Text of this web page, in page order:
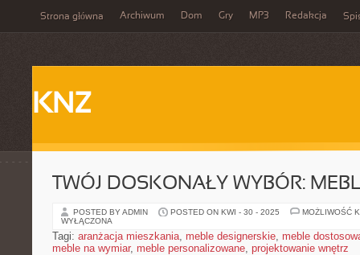
Strona główna Archiwum Dom Gry MP3 Redakcja
KNZ
TWÓJ DOSKONAŁY WYBÓR:
POSTED BY ADMIN POSTED ON KWI - 30 - 2025
MOŻLIWOŚĆ
WYŁĄCZONA
Tagi: aranżacja mieszkania, meble designerskie, meble
meble na wymiar, meble personalizowane, projektowanie wnętrz